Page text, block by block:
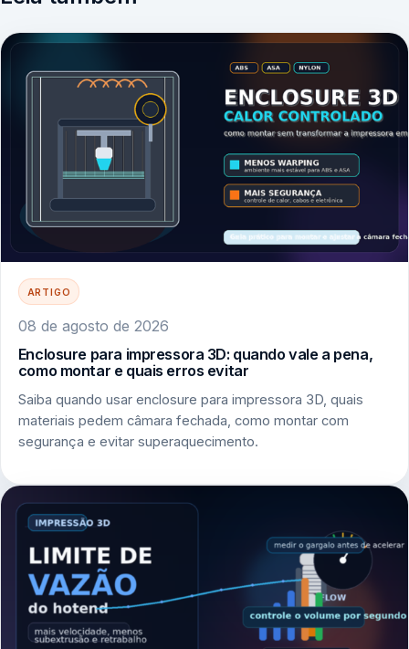
ARTIGO
08 de agosto de 2026
Enclosure para impressora 3D: quando vale a pena,
como montar e quais erros evitar
Saiba quando usar enclosure para impressora 3D, quais
materiais pedem câmara fechada, como montar com
segurança e evitar superaquecimento.